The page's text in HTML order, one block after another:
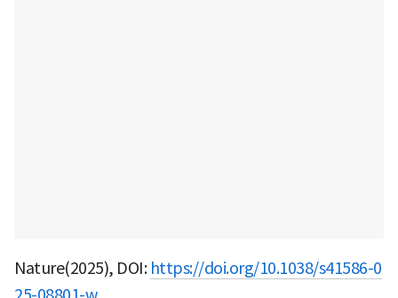
Nature(2025), DOI: https://doi.org/10.1038/s41586-0